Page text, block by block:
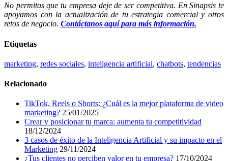
No permitas que tu empresa deje de ser competitiva. En Sinapsis te
apoyamos con la actualización de tu estrategia comercial y otros
retos de negocio. Contáctanos aquí para más información.
Etiquetas
marketing, redes sociales, inteligencia artificial, chatbots, tendencias
Relacionado
TikTok, Reels o Shorts: ¿Cuál es la mejor plataforma de video
marketing? 25/01/2025
Crear y posicionar tu marca: aumenta tu competitividad
18/12/2024
3 casos de éxito de la Inteligencia Artificial y su impacto en el
Marketing 29/11/2024
¿Tus clientes no perciben valor en tu empresa? 17/10/2024